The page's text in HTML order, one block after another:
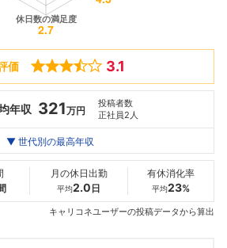
価 3.1
年収 321万円
投稿者数
正社員2人
20代
万
30代
--万
--万
▼ 世代別の最高年収
月の休日出勤
平均2.0 日
有休消化率
平均23%
キャリコネユーザーの投稿データから算出